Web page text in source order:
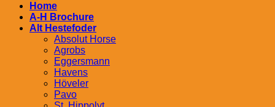
Home
A-H Brochure
Alt Hestefoder
Absolut Horse
Agrobs
Eggersmann
Havens
Höveler
Pavo